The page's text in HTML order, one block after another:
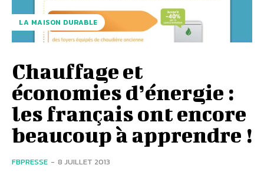
LA MAISON DURABLE
Chauffage et
économies d’énergie :
les français ont encore
beaucoup à apprendre !
FBPRESSE - 8 JUILLET 2013